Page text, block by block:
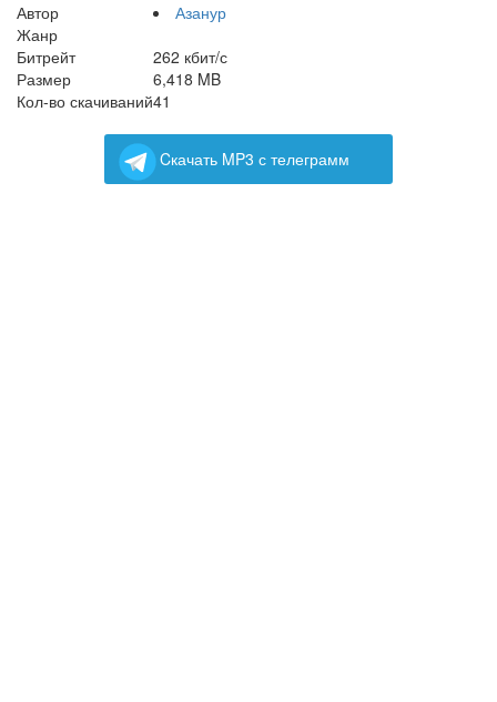
Автор
Азанур
Жанр
Битрейт
262 кбит/с
Размер
6,418 MB
Кол-во скачиваний41
Cкачать MP3 с телеграмм